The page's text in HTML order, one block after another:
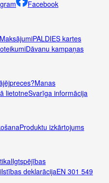
Facebook
MaksājumiPALDIES kartes
Dāvanu kampaņas
Manas
lietotneSvarīga informācija
Produktu izkārtojums
Ilgtspējības
deklarācijaEN 301 549